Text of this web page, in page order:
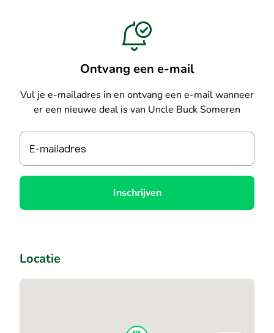
Ontvang een e-mail
Vul je e-mailadres in en ontvang een e-mail wanneer
er een nieuwe deal is van Uncle Buck Someren
E-mailadres
Inschrijven
Locatie